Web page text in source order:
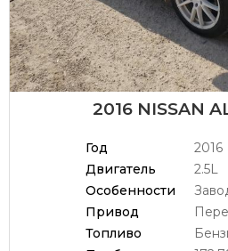
2016 NISSAN
Год
2016
Двигатель
2.5L
Особенности
Привод
Топливо